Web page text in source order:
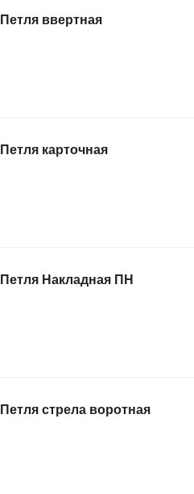
Петля ввертная
Петля карточная
Петля Накладная ПН
Петля стрела воротная